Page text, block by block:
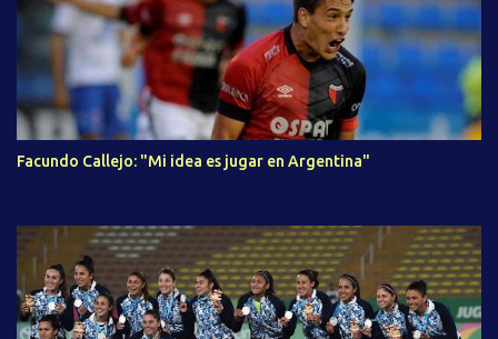
Facundo Callejo: "Mi idea es jugar en Argentina"